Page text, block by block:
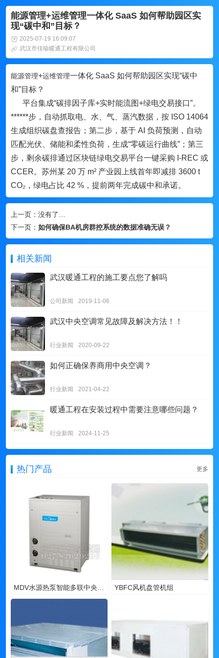
能源管理+运维管理一体化 SaaS 如何帮助园区实
现“碳中和”目标？
2025-07-19 16:09:07
武汉市佳喻暖通工程有限公司
能源管理+运维管理一体化 SaaS 如何帮助园区实现“碳中
和”目标？
平台集成“碳排因子库+实时能流图+绿电交易接口”。
******步，自动抓取电、水、气、蒸汽数据，按 ISO 14064
生成组织碳盘查报告；第二步，基于 AI 负荷预测，自动
匹配光伏、储能和柔性负荷，生成“零碳运行曲线”；第三
步，剩余碳排通过区块链绿电交易平台一键采购 I-REC 或
CCER。苏州某 20 万 m² 产业园上线首年即减排 3600 t
CO₂，绿电占比 42 %，提前两年完成碳中和承诺。
上一页： 没有了…
下一页： 如何确保BA机房群控系统的数据准确无误？
相关新闻
武汉暖通工程的施工要点您了解吗
公司新闻 2019-11-06
武汉中央空调常见故障及解决方法！！
行业新闻 2020-09-22
如何正确保养商用中央空调？
行业新闻 2021-04-22
暖通工程在安装过程中需要注意哪些问题？
行业新闻 2024-11-25
热门产品 更多
YBFC风机盘管机组